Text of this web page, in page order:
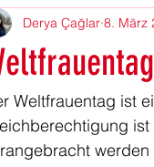
Derya Çağlar 8. März
Weltfrauentag ist